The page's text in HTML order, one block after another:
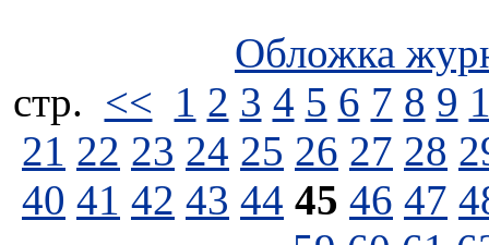
Обложка
стp. << 1 2 3 4 5 6 7 8 9
21 22 23 24 25 26 27 28
40 41 42 43 44 45 46 47